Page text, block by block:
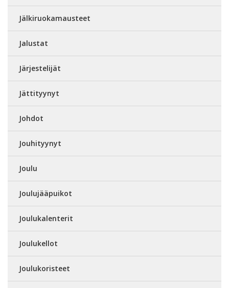
Jälkiruokamausteet
Jalustat
Järjestelijät
Jättityynyt
Johdot
Jouhityynyt
Joulu
Joulujääpuikot
Joulukalenterit
Joulukellot
Joulukoristeet